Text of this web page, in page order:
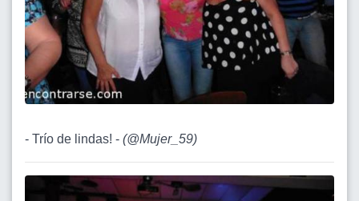
- Trío de lindas! - (@Mujer_59)